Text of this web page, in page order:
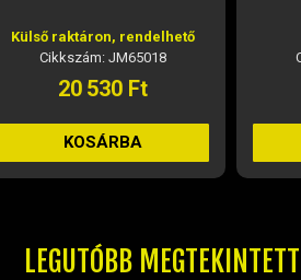
Külső raktáron, rendelhető
Cikkszám: JM65018
20 530 Ft
KOSÁRBA
LEGUTÓBB